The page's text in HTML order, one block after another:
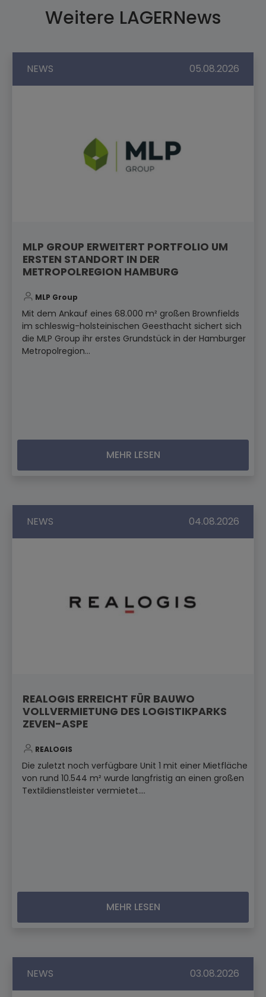
Weitere LAGERNews
NEWS 05.08.2026
MLP GROUP ERWEITERT PORTFOLIO UM
ERSTEN STANDORT IN DER
METROPOLREGION HAMBURG
MLP Group
Mit dem Ankauf eines 68.000 m² großen Brownfields
im schleswig-holsteinischen Geesthacht sichert sich
die MLP Group ihr erstes Grundstück in der Hamburger
Metropolregion...
MEHR LESEN
NEWS 04.08.2026
REALOGIS ERREICHT FÜR BAUWO
VOLLVERMIETUNG DES LOGISTIKPARKS
ZEVEN-ASPE
REALOGIS
Die zuletzt noch verfügbare Unit 1 mit einer Mietfläche
von rund 10.544 m² wurde langfristig an einen großen
Textildienstleister vermietet....
MEHR LESEN
NEWS 03.08.2026